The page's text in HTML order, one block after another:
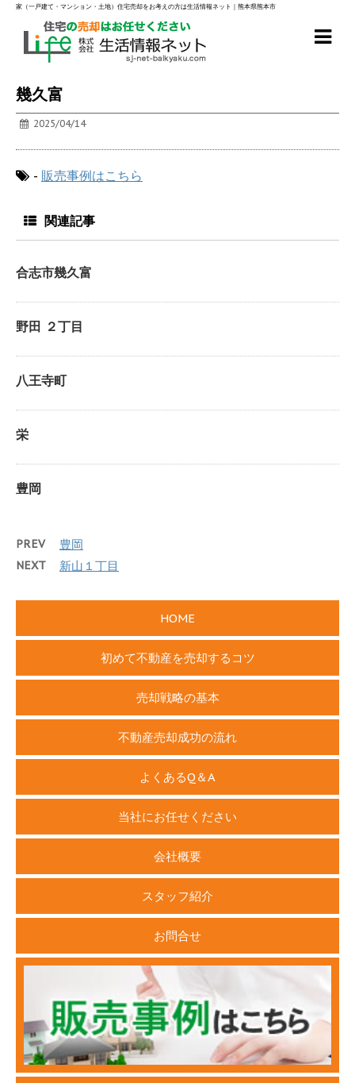
家（一戸建て・マンション・土地）住宅売却をお考えの方は生活情報ネット｜熊本県熊本市
幾久富
2025/04/14
- 販売事例はこちら
関連記事
合志市幾久富
野田 ２丁目
八王寺町
栄
豊岡
PREV 豊岡
NEXT 新山１丁目
HOME
初めて不動産を売却するコツ
売却戦略の基本
不動産売却成功の流れ
よくあるQ＆A
当社にお任せください
会社概要
スタッフ紹介
お問合せ